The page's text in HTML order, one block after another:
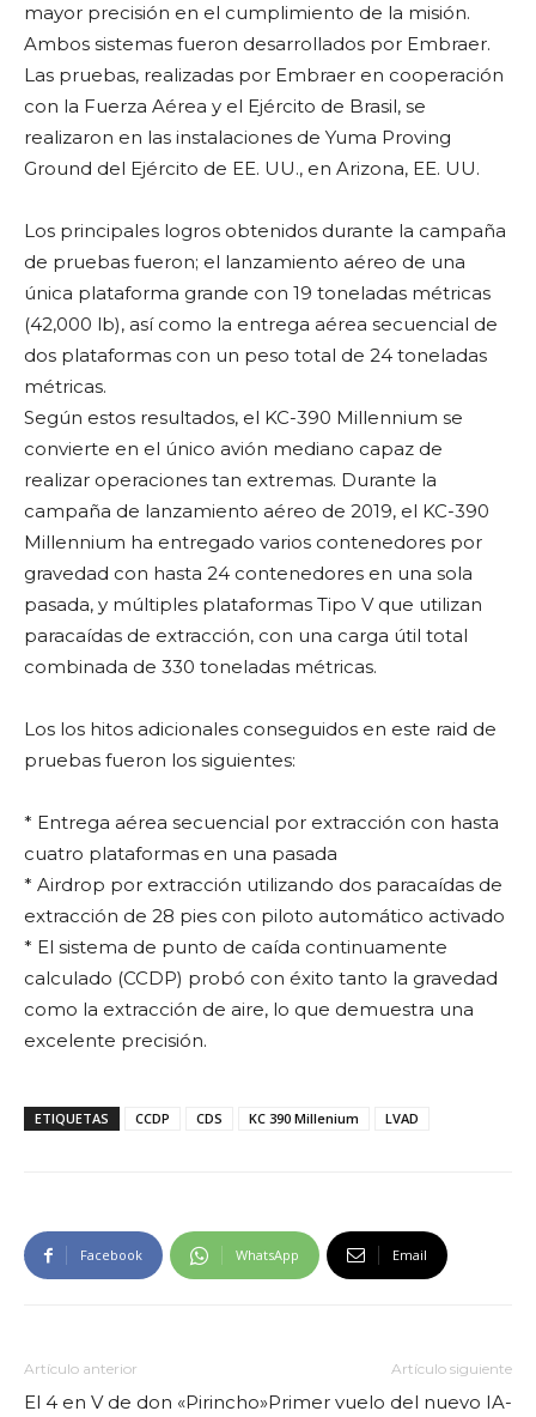
mayor precisión en el cumplimiento de la misión.
Ambos sistemas fueron desarrollados por Embraer.
Las pruebas, realizadas por Embraer en cooperación
con la Fuerza Aérea y el Ejército de Brasil, se
realizaron en las instalaciones de Yuma Proving
Ground del Ejército de EE. UU., en Arizona, EE. UU.
Los principales logros obtenidos durante la campaña
de pruebas fueron; el lanzamiento aéreo de una
única plataforma grande con 19 toneladas métricas
(42,000 lb), así como la entrega aérea secuencial de
dos plataformas con un peso total de 24 toneladas
métricas.
Según estos resultados, el KC-390 Millennium se
convierte en el único avión mediano capaz de
realizar operaciones tan extremas. Durante la
campaña de lanzamiento aéreo de 2019, el KC-390
Millennium ha entregado varios contenedores por
gravedad con hasta 24 contenedores en una sola
pasada, y múltiples plataformas Tipo V que utilizan
paracaídas de extracción, con una carga útil total
combinada de 330 toneladas métricas.
Los los hitos adicionales conseguidos en este raid de
pruebas fueron los siguientes:
* Entrega aérea secuencial por extracción con hasta
cuatro plataformas en una pasada
* Airdrop por extracción utilizando dos paracaídas de
extracción de 28 pies con piloto automático activado
* El sistema de punto de caída continuamente
calculado (CCDP) probó con éxito tanto la gravedad
como la extracción de aire, lo que demuestra una
excelente precisión.
ETIQUETAS CCDP CDS KC 390 Millenium LVAD
Facebook WhatsApp Email
Artículo anterior
El 4 en V de don «Pirincho»
Artículo siguiente
Primer vuelo del nuevo IA-